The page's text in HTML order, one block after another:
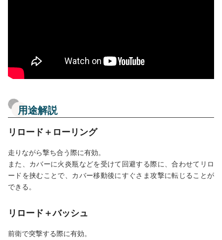
用途解説
リロード＋ローリング
走りながら撃ち合う際に有効。
また、カバーに火炎瓶などを受けて回避する際に、合わせてリロ
ードを挟むことで、カバー移動後にすぐさま攻撃に転じることが
できる。
リロード＋バッシュ
前衛で突撃する際に有効。